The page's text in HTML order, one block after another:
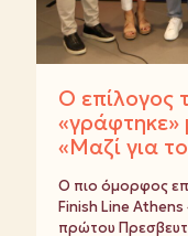
Ο επίλογος
«Μαζί για
Ο πιο όμορφος
Finish Line
πρώτου